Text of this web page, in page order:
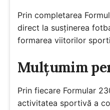
Prin completarea
direct la susținerea
formarea viitorilor
Mulțumim
Prin fiecare Formular
activitatea sportivă a